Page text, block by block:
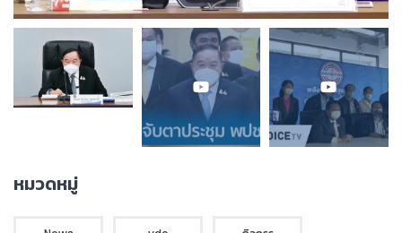
หมวดหมู่